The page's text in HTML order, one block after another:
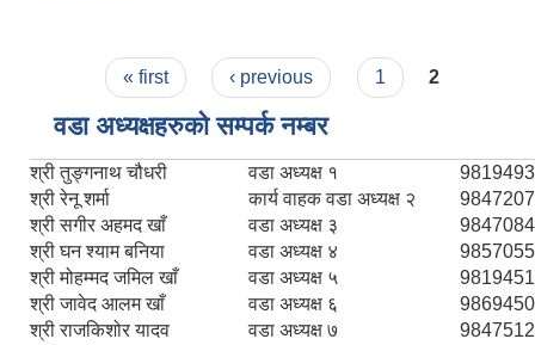
Pages« first ‹ previous 1 2
वडा अध्यक्षहरुको सम्पर्क नम्बर
श्री तुङ्गनाथ चौधरी वडा अध्यक्ष १
श्री रेनू शर्मा
कार्य वाहक वडा अध्यक्ष २
श्री सगीर अहमद खाँ
वडा अध्यक्ष ३
श्री घन श्याम बनिया
वडा अध्यक्ष ४
श्री मोहम्मद जमिल खाँ
वडा अध्यक्ष ५
श्री जावेद आलम खाँ
वडा अध्यक्ष ६
श्री राजकिशोर यादव
वडा अध्यक्ष ७